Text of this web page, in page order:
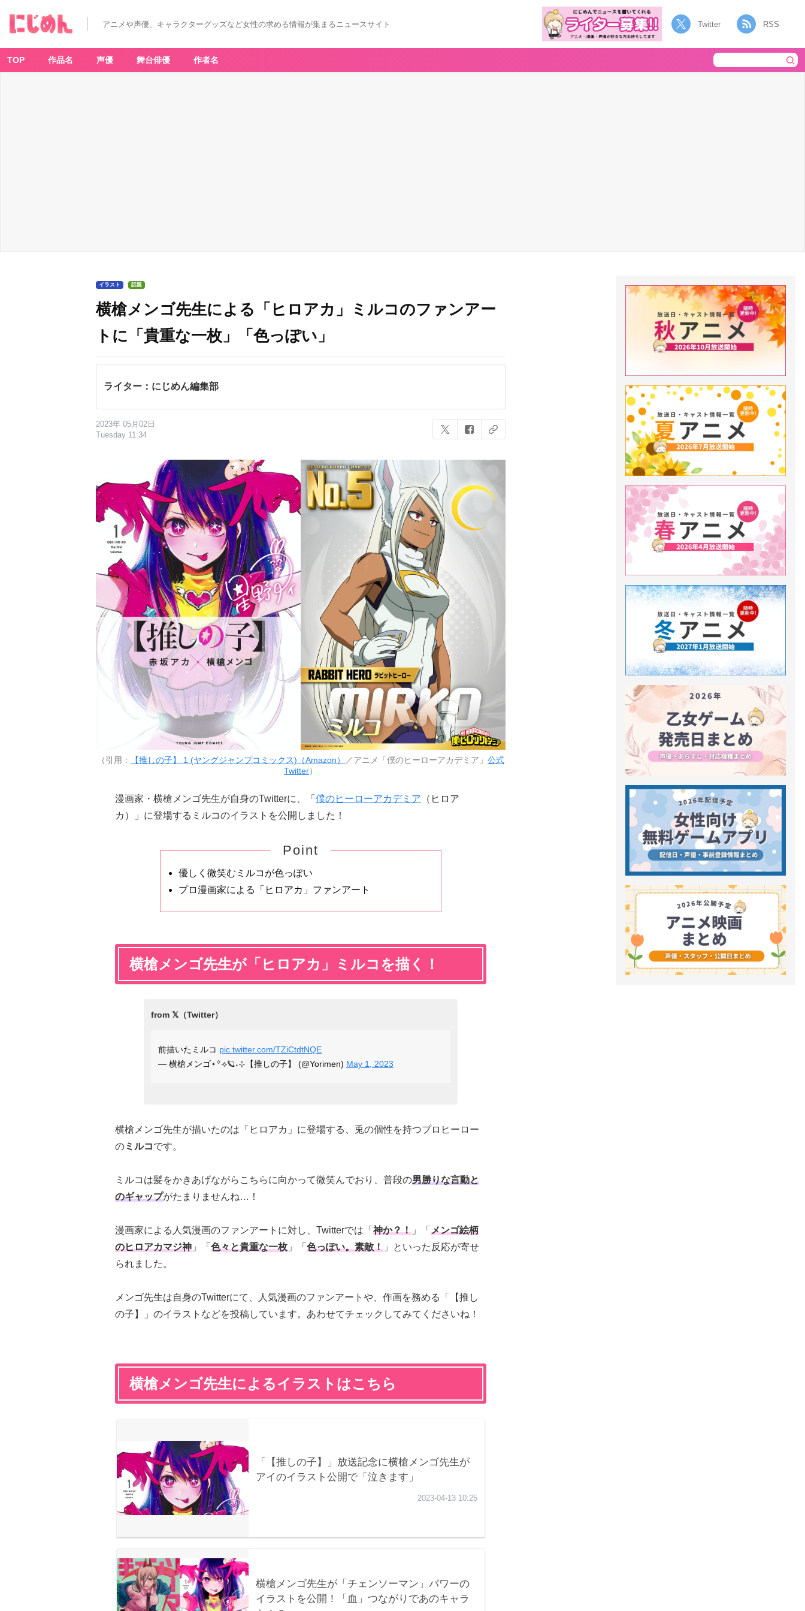
アニメや声優、キャラクターグッズなど女性の求める情報が集まるニュースサイト Twitter RSS
TOP 作品名 声優 舞台俳優 作者名
イラスト 話題
横槍メンゴ先生による「ヒロアカ」ミルコのファンアー
トに「貴重な一枚」「色っぽい」
ライター：にじめん編集部
2023年 05月02日
Tuesday 11:34
（引用： 【推しの子】 1 (ヤングジャンプコミックス)（Amazon） ／アニメ「僕のヒーローアカデミア」 公式
Twitter）
漫画家・横槍メンゴ先生が自身のTwitterに、「 僕のヒーローアカデミア （ヒロア
カ）」に登場するミルコのイラストを公開しました！
Point
優しく微笑むミルコが色っぽい
プロ漫画家による「ヒロアカ」ファンアート
横槍メンゴ先生が「ヒロアカ」ミルコを描く！
前描いたミルコ pic.twitter.com/TZiCtdtNQE
— 横槍メンゴ‎⋆꙳⟢🪐˖⊹【推しの子】 (@Yorimen) May 1, 2023
横槍メンゴ先生が描いたのは「ヒロアカ」に登場する、兎の個性を持つプロヒーロー
のミルコです。
ミルコは髪をかきあげながらこちらに向かって微笑んでおり、 普段の男勝りな言動と
のギャップがたまりませんね…！
漫画家による人気漫画のファンアートに対し、Twitterでは「 神か？！ 」「 メンゴ絵柄
のヒロアカマジ神 」「 色々と貴重な一枚 」「 色っぽい。素敵！ 」といった反応が寄せ
られました。
メンゴ先生は自身のTwitterにて、人気漫画のファンアートや、作画を務める「【推し
の子】」のイラストなどを投稿しています。あわせてチェックしてみてくださいね！
横槍メンゴ先生によるイラストはこちら